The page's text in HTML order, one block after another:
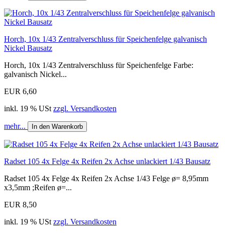
Horch, 10x 1/43 Zentralverschluss für Speichenfelge galvanisch
Nickel Bausatz
Horch, 10x 1/43 Zentralverschluss für Speichenfelge Farbe:
galvanisch Nickel...
EUR 6,60
inkl. 19 % USt zzgl. Versandkosten
mehr... In den Warenkorb
Radset 105 4x Felge 4x Reifen 2x Achse unlackiert 1/43 Bausatz
Radset 105 4x Felge 4x Reifen 2x Achse 1/43 Felge ø= 8,95mm
x3,5mm ;Reifen ø=...
EUR 8,50
inkl. 19 % USt zzgl. Versandkosten